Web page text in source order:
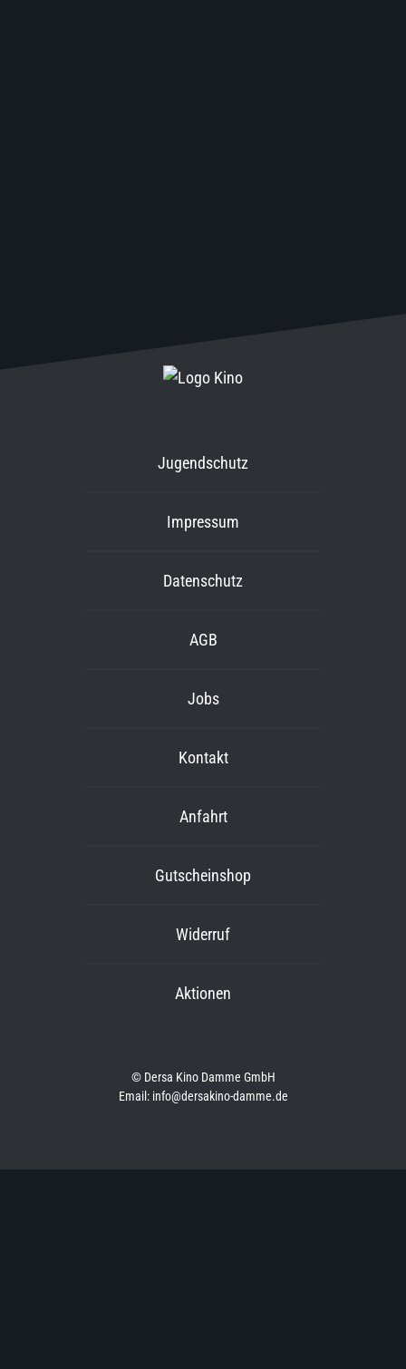
Jugendschutz
Impressum
Datenschutz
AGB
Jobs
Kontakt
Anfahrt
Gutscheinshop
Widerruf
Aktionen
© Dersa Kino Damme GmbH
Email: info@dersakino-damme.de